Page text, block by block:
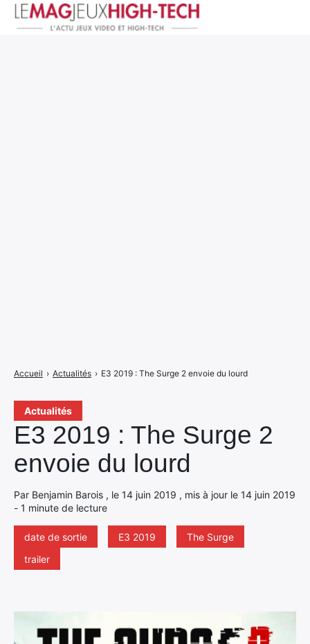
Actualités
E3 2019 : The Surge 2
envoie du lourd
Par Benjamin Barois , le 14 juin 2019 , mis à jour le 14 juin 2019
- 1 minute de lecture
date de sortie E3 2019
The Surge
trailer
Accueil › Actualités › E3 2019 : The Surge 2 envoie du lourd